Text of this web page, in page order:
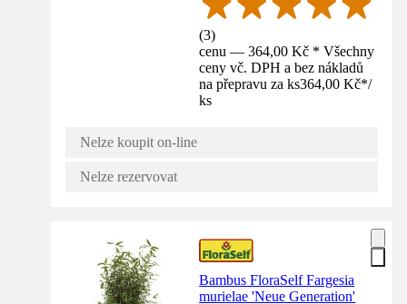
(3)
cenu — 364,00 Kč * Všechny
ceny vč. DPH a bez nákladů
na přepravu za ks364,00 Kč*/
ks
Nelze koupit on-line
Nelze rezervovat
Bambus FloraSelf Fargesia
murielae 'Neue Generation'